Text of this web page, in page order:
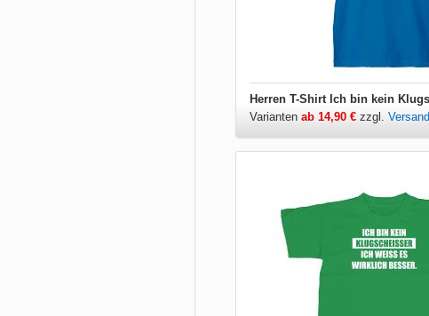
Varianten ab 14,90 € zzgl. Versand